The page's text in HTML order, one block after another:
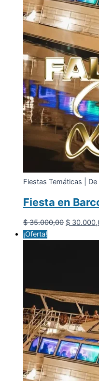
Fiestas Temáticas | De
Fiesta en
$35.000,00 El
$
¡Oferta!